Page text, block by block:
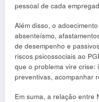
pessoal de cada
Além disso, o
absenteísmo,
de desempenho e
riscos psicossociais ao
que o problema vire crise:
preventivas, acompanhar
Em suma, a relação entre